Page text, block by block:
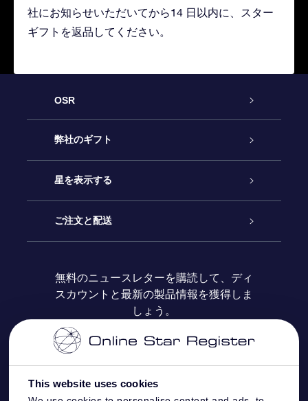
This website uses cookies
社にお知らせいただいてから14 日以内に、スター
ギフトを返品してください。
OSR
カスタマーサービス
お問い合わせ
ブログ
レビュー
弊社のギフト
Online Starギフト
OSRギフトパック
OSR ギフトカード
法人ギフト
星を表示する
星の登録
カスタマイズされたStar Page
One Million Stars
OSR Starsaver
ご注文と配送
お支払いに関する情報
配送に関する情報
返品ポリシ
無料のニュースレターを購読して、ディ
スカウントと最新の製品情報を獲得しま
しょう。